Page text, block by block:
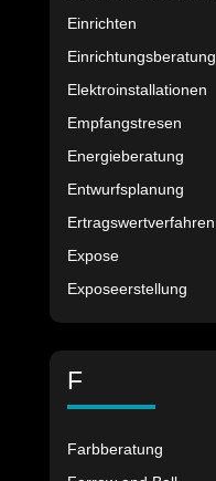
Einrichten
Einrichtungsberatung
Elektroinstallationen
Empfangstresen
Energieberatung
Entwurfsplanung
Ertragswertverfahren
Expose
Exposeerstellung
F
Farbberatung